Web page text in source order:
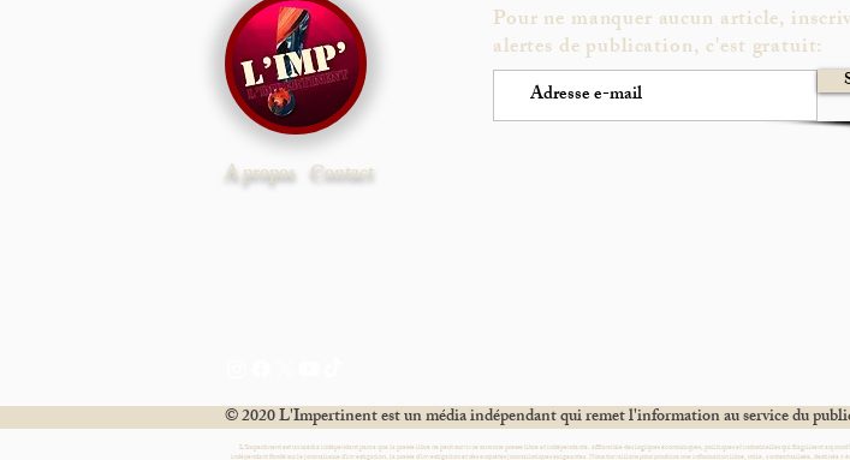
A propos Contact
Pour ne manquer aucun article,
alertes de publication, c'est gratuit:
© 2020 L'Impertinent est un média indépendant qui remet l'information au service du
L’Impertinent est un média indépendant parce que la presse libre ne peut survivre sans une presse libre et indépendante, affranchie des logiques économiques, politiques et industrielles qui fragilisent
indépendant fondé sur le journalisme d’investigation, la presse d’investigation et des enquêtes journalistiques exigeantes. Nous travaillons pour produire une information libre, utile, contextualisée,